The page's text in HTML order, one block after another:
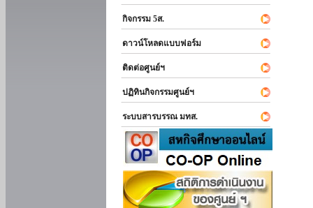
กิจกรรม 5ส.
ดาวน์โหลดแบบฟอร์ม
ติดต่อศูนย์ฯ
ปฏิทินกิจกรรมศูนย์ฯ
ระบบสารบรรณ มทส.